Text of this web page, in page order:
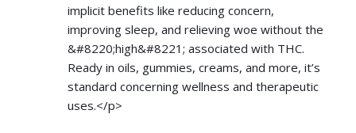
implicit benefits like reducing concern,
improving sleep, and relieving woe without the
&#8220;high&#8221; associated with THC.
Ready in oils, gummies, creams, and more, it’s
standard concerning wellness and therapeutic
uses.</p>